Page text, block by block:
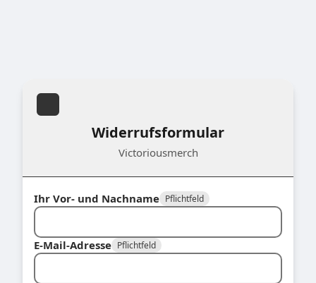
Widerrufsformular
Victoriousmerch
Ihr Vor- und Nachname Pflichtfeld
E-Mail-Adresse Pflichtfeld